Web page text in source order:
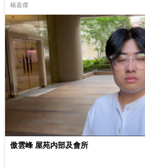
楊嘉傑
傲雲峰 屋苑內部及會所